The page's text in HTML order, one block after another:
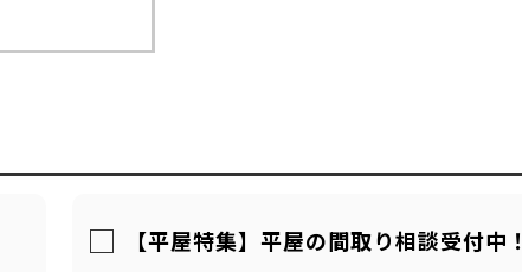
【平屋特集】平屋の間取り相談受付中！